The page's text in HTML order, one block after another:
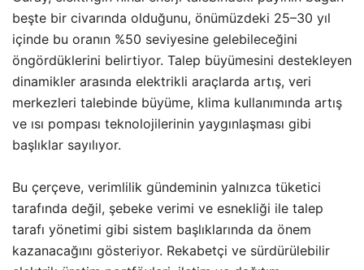
beşte bir civarında olduğunu, önümüzdeki 25–30 yıl
içinde bu oranın %50 seviyesine gelebileceğini
öngördüklerini belirtiyor. Talep büyümesini destekleyen
dinamikler arasında elektrikli araçlarda artış, veri
merkezleri talebinde büyüme, klima kullanımında artış
ve ısı pompası teknolojilerinin yaygınlaşması gibi
başlıklar sayılıyor.
Bu çerçeve, verimlilik gündeminin yalnızca tüketici
tarafında değil, şebeke verimi ve esnekliği ile talep
tarafı yönetimi gibi sistem başlıklarında da önem
kazanacağını gösteriyor. Rekabetçi ve sürdürülebilir